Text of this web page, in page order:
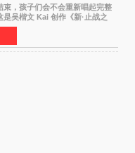
，孩子们会不会重新唱起完整
楷文 Kai 创作《新·止战之
法。 从伊朗相关冲突引发的
界各地仍在发生的动荡与不安，